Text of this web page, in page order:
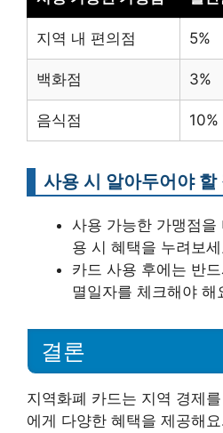
지역 내 편의점 5%
백화점 3%
음식점 10%
사용 시 알아두어야 할
사용 가능한 가맹점
용 시 혜택을 누려보
카드 사용 후에는 반
멸일자를 체크해야 해
결론
지역화폐 카드는 지역 경제
에게 다양한 혜택을 제공해